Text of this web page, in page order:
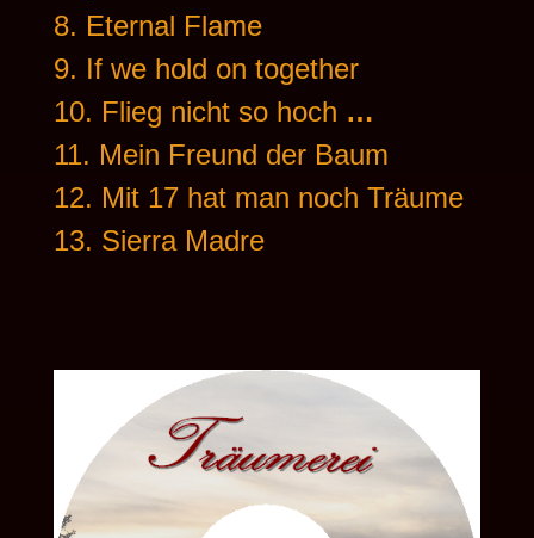
8. Eternal Flame
9. If we hold on together
10. Flieg nicht so hoch …
11. Mein Freund der Baum
12. Mit 17 hat man noch Träume
13. Sierra Madre